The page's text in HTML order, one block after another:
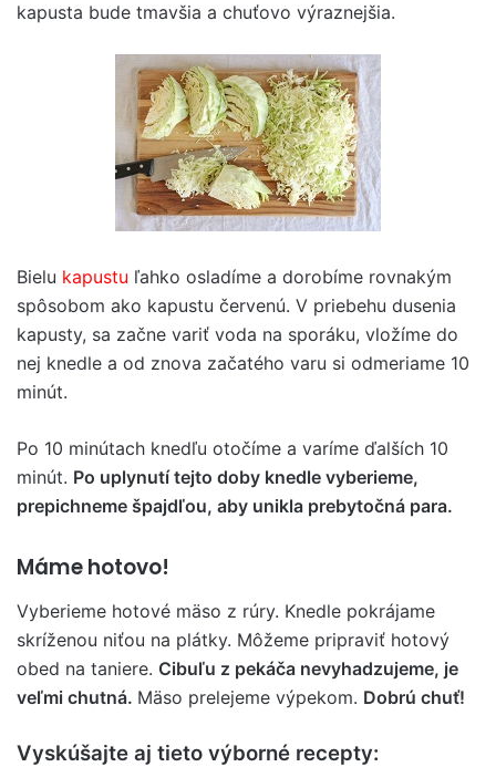
kapusta bude tmavšia a chuťovo výraznejšia.
Bielu kapustu ľahko osladíme a dorobíme rovnakým
spôsobom ako kapustu červenú. V priebehu dusenia
kapusty, sa začne variť voda na sporáku, vložíme do
nej knedle a od znova začatého varu si odmeriame 10
minút.
Po 10 minútach knedľu otočíme a varíme ďalších 10
minút. Po uplynutí tejto doby knedle vyberieme,
prepichneme špajdľou, aby unikla prebytočná para.
Máme hotovo!
Vyberieme hotové mäso z rúry. Knedle pokrájame
skríženou niťou na plátky. Môžeme pripraviť hotový
obed na taniere. Cibuľu z pekáča nevyhadzujeme, je
veľmi chutná. Mäso prelejeme výpekom. Dobrú chuť!
Vyskúšajte aj tieto výborné recepty: